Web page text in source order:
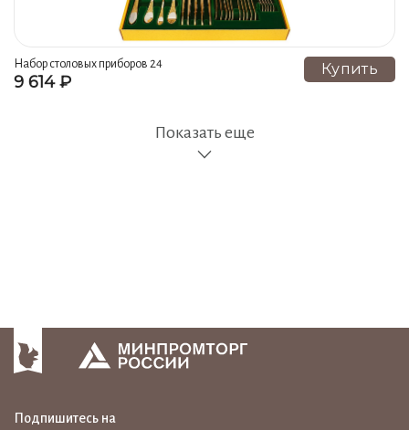
Набор столовых приборов 24
предмета упаковка из
9 614 ₽
Купить
Показать еще
Подпишитесь на